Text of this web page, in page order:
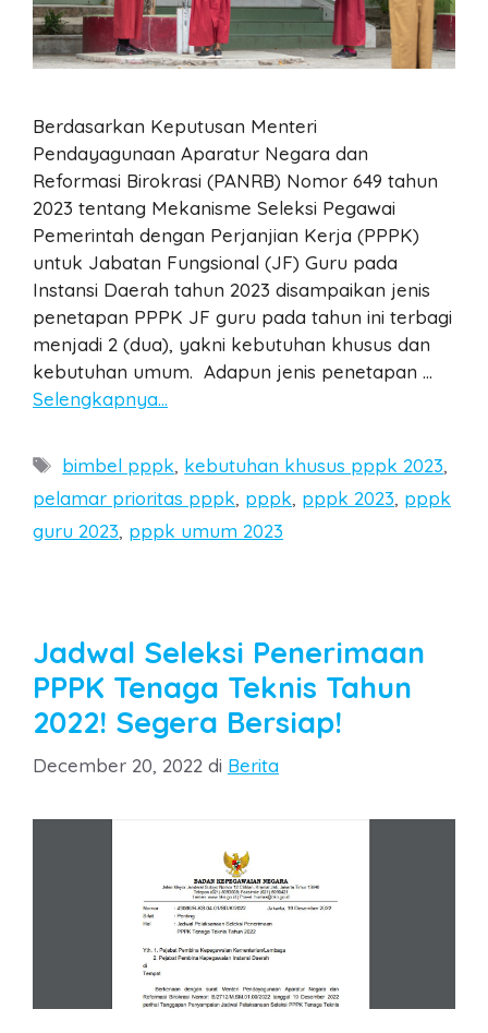
Berdasarkan Keputusan Menteri
Pendayagunaan Aparatur Negara dan
Reformasi Birokrasi (PANRB) Nomor 649 tahun
2023 tentang Mekanisme Seleksi Pegawai
Pemerintah dengan Perjanjian Kerja (PPPK)
untuk Jabatan Fungsional (JF) Guru pada
Instansi Daerah tahun 2023 disampaikan jenis
penetapan PPPK JF guru pada tahun ini terbagi
menjadi 2 (dua), yakni kebutuhan khusus dan
kebutuhan umum. Adapun jenis penetapan …
Selengkapnya…
Tags
bimbel pppk, kebutuhan khusus pppk 2023,
pelamar prioritas pppk, pppk, pppk 2023, pppk
guru 2023, pppk umum 2023
Jadwal Seleksi Penerimaan
PPPK Tenaga Teknis Tahun
2022! Segera Bersiap!
December 20, 2022 di Categories
Berita